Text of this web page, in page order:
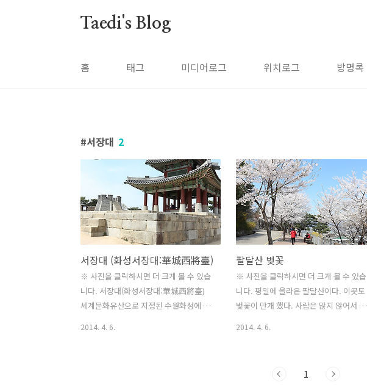
Taedi's Blog
홈 태그 미디어로그 위치로그 방명록
서장대 2
서장대 (화성서장대:華城西將臺)
※ 사진을 클릭하시면 더 크게 볼 수 있습
니다. 서장대(화성서장대:華城西將臺)
세계문화유산으로 지정된 수원화성에 포
2014. 4. 6.
팔달산 벚꽃
※ 사진을 클릭하시면 더 크게 볼 수 있습
니다. 평일에 올라온 팔달산이다. 이곳도
벚꽃이 만개 했다. 사람은 많지 않어서 벚
이상 빨라졌다고 한다. 4월 초가 되지 꽃
2014. 4. 6.
1